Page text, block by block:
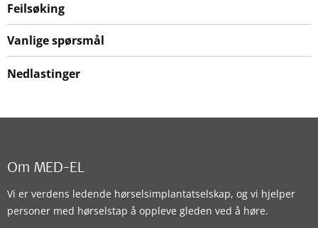
Feilsøking
Vanlige spørsmål
Nedlastinger
Om MED-EL
Vi er verdens ledende hørselsimplantatselskap, og vi hjelper
personer med hørselstap å oppleve gleden ved å høre.